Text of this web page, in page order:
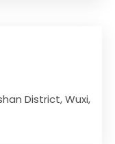
District, Wuxi,